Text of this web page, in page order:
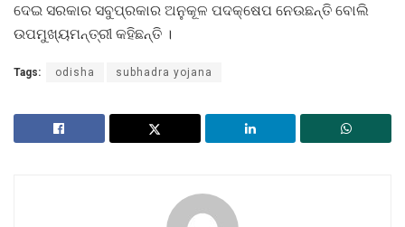
ଦେଇ ସରକାର ସବୁପ୍ରକାର ଅନୁକୂଳ ପଦକ୍ଷେପ ନେଉଛନ୍ତି ବୋଲି
ଉପମୁଖ୍ୟମନ୍ତ୍ରୀ କହିଛନ୍ତି ।
Tags: odisha subhadra yojana